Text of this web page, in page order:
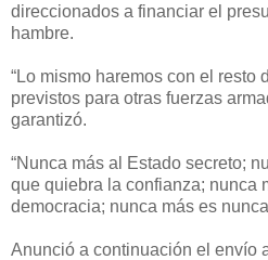
direccionados a financiar el
hambre.
“Lo mismo haremos con el resto
previstos para otras fuerzas
garantizó.
“Nunca más al Estado secreto;
que quiebra la confianza; nunca
democracia; nunca más es
Anunció a continuación el envío